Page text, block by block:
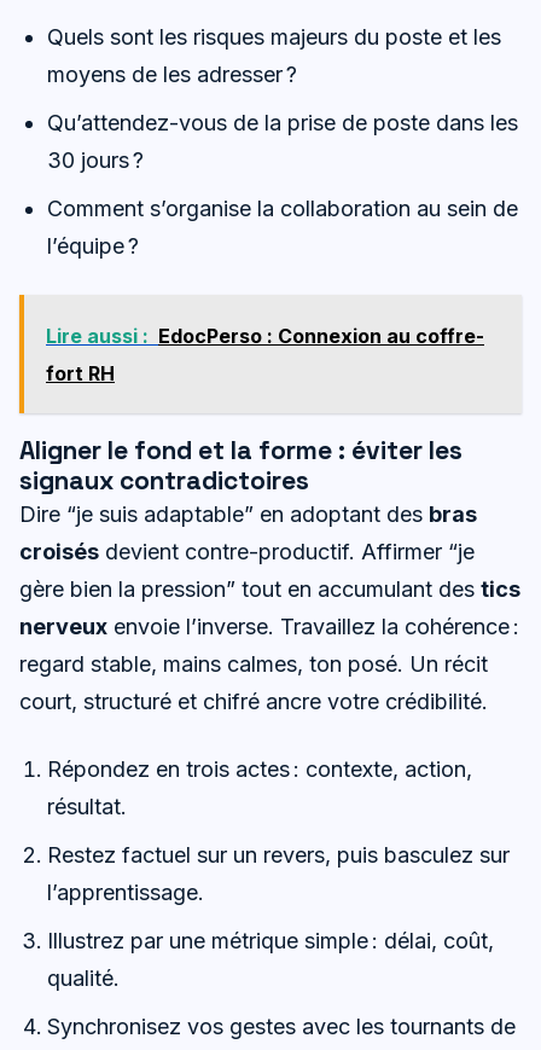
Quels sont les risques majeurs du poste et les
moyens de les adresser ?
Qu’attendez-vous de la prise de poste dans les
30 jours ?
Comment s’organise la collaboration au sein de
l’équipe ?
Lire aussi : EdocPerso : Connexion au coffre-
fort RH
Aligner le fond et la forme : éviter les
signaux contradictoires
Dire “je suis adaptable” en adoptant des bras
croisés devient contre-productif. Affirmer “je
gère bien la pression” tout en accumulant des tics
nerveux envoie l’inverse. Travaillez la cohérence :
regard stable, mains calmes, ton posé. Un récit
court, structuré et chifré ancre votre crédibilité.
Répondez en trois actes : contexte, action,
résultat.
Restez factuel sur un revers, puis basculez sur
l’apprentissage.
Illustrez par une métrique simple : délai, coût,
qualité.
Synchronisez vos gestes avec les tournants de